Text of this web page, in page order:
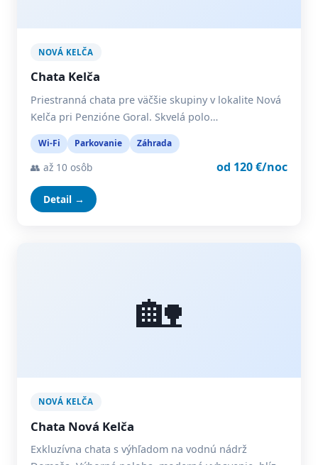
NOVÁ KELČA
Chata Kelča
Priestranná chata pre väčšie skupiny v lokalite Nová
Kelča pri Penzióne Goral. Skvelá polo…
Wi-Fi Parkovanie Záhrada
👥 až 10 osôb od 120 €/noc
Detail →
🏡
NOVÁ KELČA
Chata Nová Kelča
Exkluzívna chata s výhľadom na vodnú nádrž